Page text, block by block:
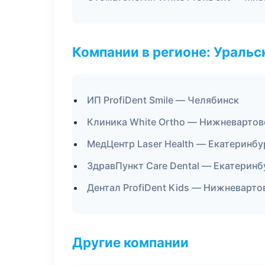
Компании в регионе:
ИП ProfiDent Smile — Челябинск
Клиника White Ortho —
МедЦентр Laser Health —
ЗдравПункт Care Dental —
Дентал ProfiDent Kids —
Другие компании